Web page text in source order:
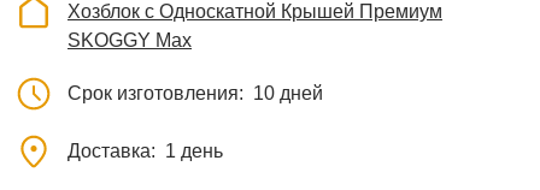
Хозблок с Односкатной Крышей Премиум
SKOGGY Max
Срок изготовления 10 дней
Доставка 1 день